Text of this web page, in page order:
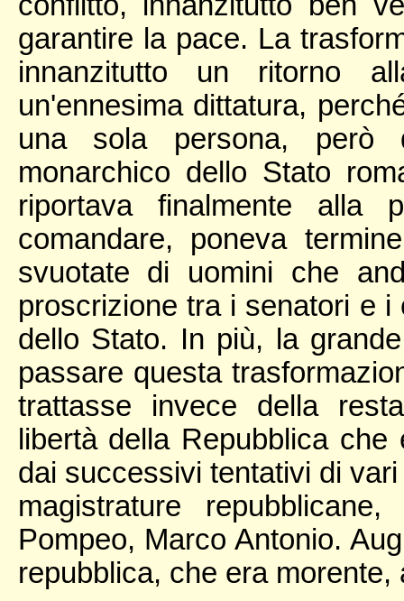
garantire la pace. La
innanzitutto un ritorno
un'ennesima dittatura,
una sola persona, però
monarchico dello Stato
riportava finalmente
comandare, poneva
svuotate di uomini che
proscrizione tra i senatori e
dello Stato. In più, la
passare questa
trattasse invece della
libertà della Repubblica
dai successivi tentativi di
magistrature
Pompeo, Marco Antonio.
repubblica, che era morente,